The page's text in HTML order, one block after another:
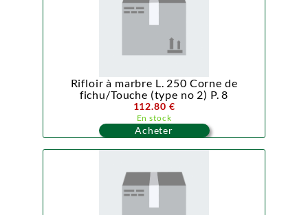
Rifloir à marbre L. 250 Corne de
fichu/Touche (type no 2) P. 8
112.80 €
En stock
Acheter